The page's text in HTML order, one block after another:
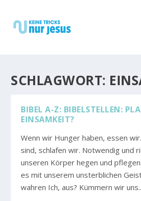
SCHLAGWORT:
BIBEL A-Z: BIBELSTELLEN:
EINSAMKEIT?
Wenn wir Hunger haben, essen
sind, schlafen wir. Notwendig und
unseren Körper hegen und
es mit unserem unsterblichen
wahren Ich, aus? Kümmern wir